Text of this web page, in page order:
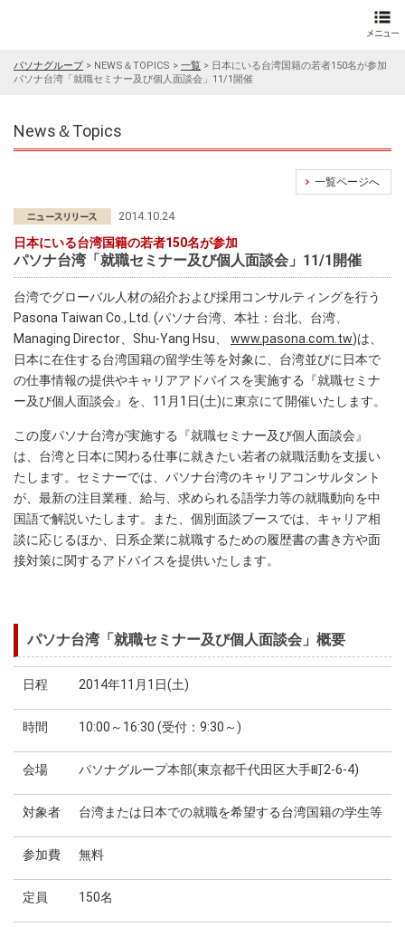
パソナグループ> NEWS＆TOPICS > 一覧 > 日本にいる台湾国籍の若者150名が参加
パソナ台湾「就職セミナー及び個人面談会」11/1開催
News＆Topics
一覧ページへ
2014.10.24
日本にいる台湾国籍の若者150名が参加
パソナ台湾「就職セミナー及び個人面談会」11/1開催
台湾でグローバル人材の紹介および採用コンサルティングを行う
Pasona Taiwan Co., Ltd. (パソナ台湾、本社：台北、台湾、
Managing Director、Shu-Yang Hsu、 www.pasona.com.tw)は、
日本に在住する台湾国籍の留学生等を対象に、台湾並びに日本で
の仕事情報の提供やキャリアアドバイスを実施する『就職セミナ
ー及び個人面談会』を、11月1日(土)に東京にて開催いたします。
この度パソナ台湾が実施する『就職セミナー及び個人面談会』
は、台湾と日本に関わる仕事に就きたい若者の就職活動を支援い
たします。セミナーでは、パソナ台湾のキャリアコンサルタント
が、最新の注目業種、給与、求められる語学力等の就職動向を中
国語で解説いたします。また、個別面談ブースでは、キャリア相
談に応じるほか、日系企業に就職するための履歴書の書き方や面
接対策に関するアドバイスを提供いたします。
パソナ台湾「就職セミナー及び個人面談会」概要
日程 2014年11月1日(土)
時間 10:00～16:30 (受付：9:30～)
会場 パソナグループ本部(東京都千代田区大手町2-6-4)
対象者 台湾または日本での就職を希望する台湾国籍の学生等
参加費 無料
定員 150名